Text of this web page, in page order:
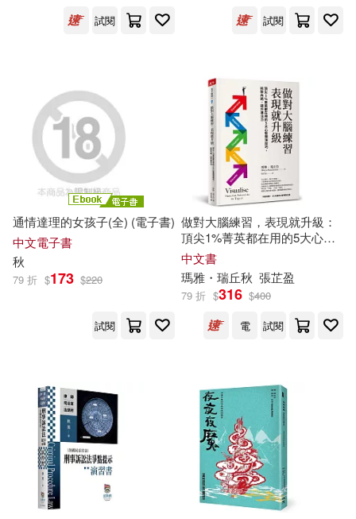
『戦刻ナイトブラッド』プロジェ
しおん(6)
ゆくえ萌葱(6)
ア力ネマコト(6) 上田夢人(6)
九頭七尾(6) 何秋光(6)
傅斯年(6) 公孫策(6)
劉玉民(6)
名苗秋緒(6)
國立臺南藝術大學(6)
中國電力出版社(22)
九州出版社(22)
天津楊柳青畫社(22)
岳麓書社(22)
中國友誼出版公司(21)
千華駐科技(21)
宗教文化出版社(21)
試閱
試閱
通情達理的女孩子(全) (電子書)
中文電子書
秋
79 折 $173 $220
試閱
做對大腦練習，表現就升級：
頂尖1%菁英都在用的5大心智
預演技巧，拆除內耗，提升專
注力
中文書
瑪雅・瑞丘秋 張芷盈
79 折 $316 $400
電
試閱